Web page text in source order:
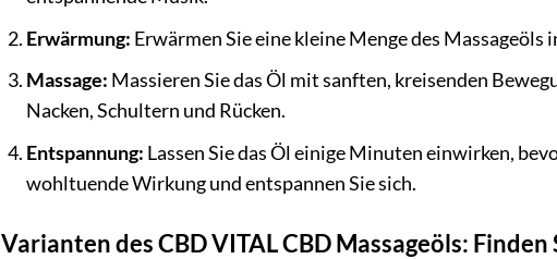
Erwärmung: Erwärmen Sie eine kleine Menge des
Massage: Massieren Sie das Öl mit sanften, kreisenden
Nacken, Schultern und Rücken.
Entspannung: Lassen Sie das Öl einige Minuten einwirken,
wohltuende Wirkung und entspannen Sie sich.
Varianten des CBD VITAL CBD Massageöls: